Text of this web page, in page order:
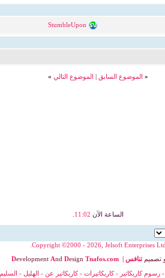
StumbleUpon
« الموضوع السابق | الموضوع التالي »
الساعة الآن 11:02
Copyright ©2000 - 2026, Jelsoft Enterprises Ltd.
Development And Design Tnafos.com | تصميم تنافس
- رسوم كاريكاتير -كاريكاتيرات -كاريكاتير عن - الهليل - السليم